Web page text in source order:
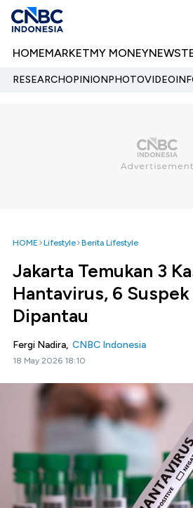
HOMEMARKETMY MONEYNEWS
RESEARCHOPINIONPHOTOVIDEO
HOME Lifestyle Berita Lifestyle
Jakarta Temukan 3
Hantavirus, 6
Dipantau
Fergi Nadira, CNBC Indonesia
18 May 2026 18:10